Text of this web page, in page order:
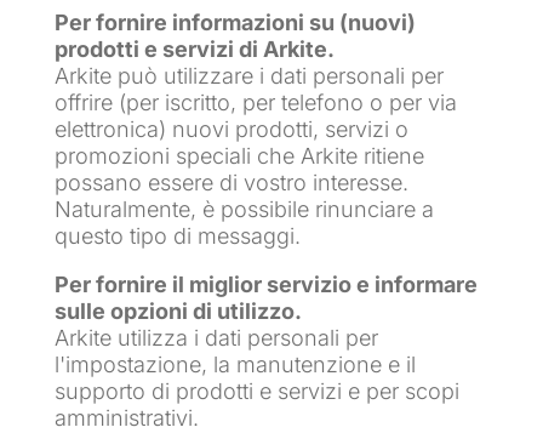
Per fornire informazioni su (nuovi)
prodotti e servizi di Arkite.
Arkite può utilizzare i dati personali per
offrire (per iscritto, per telefono o per via
elettronica) nuovi prodotti, servizi o
promozioni speciali che Arkite ritiene
possano essere di vostro interesse.
Naturalmente, è possibile rinunciare a
questo tipo di messaggi.
Per fornire il miglior servizio e informare
sulle opzioni di utilizzo.
Arkite utilizza i dati personali per
l'impostazione, la manutenzione e il
supporto di prodotti e servizi e per scopi
amministrativi.